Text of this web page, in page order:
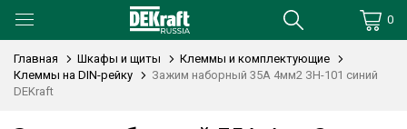
0
Главная Шкафы и щиты
Клеммы и комплектующие
Клеммы на DIN-рейку
Зажим наборный 35А 4мм2 ЗН-101 синий
DEKraft